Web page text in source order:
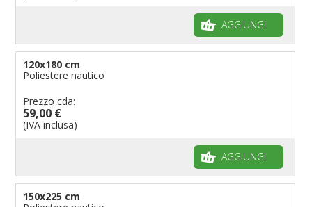
AGGIUNGI
120x180 cm
Poliestere nautico
Prezzo cda:
59,00 €
(IVA inclusa)
AGGIUNGI
150x225 cm